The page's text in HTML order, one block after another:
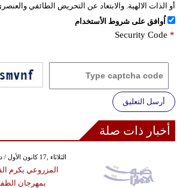
أو الذات الالهية. والابتعاد عن التحريض الطائفي
اُوافق على شروط الأستخدام
Security Code *
أرسل التعليق
أخبار ذات صلة
GMT 08:57 2019 الثلاثاء ,17 كانون الأول / ديسمبر
المزروعي يكرم
بمهرجان